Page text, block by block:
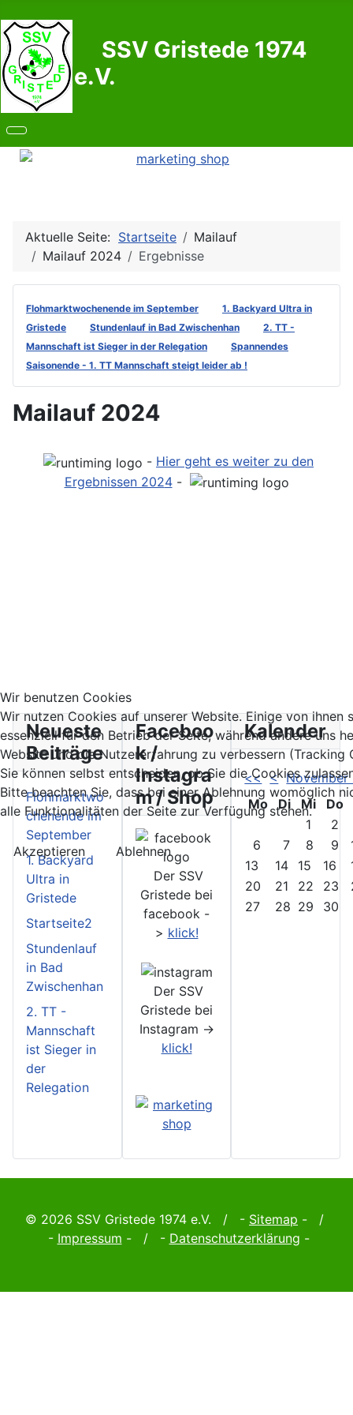
SSV Gristede 1974
e.V.
Aktuelle Seite: Startseite
Mailauf
Mailauf 2024
Ergebnisse
Flohmarktwochenende im September
1. Backyard Ultra in
Gristede
Stundenlauf in Bad Zwischenhan
2. TT -
Mannschaft ist Sieger in der Relegation
Spannendes
Saisonende - 1. TT Mannschaft steigt leider ab !
Mailauf 2024
- Hier geht es weiter zu den
Ergebnissen 2024-
Neueste
Beiträge
Flohmarktwo
chenende im
September
1. Backyard
Ultra in
Gristede
Startseite2
Stundenlauf
in Bad
Zwischenhan
2. TT -
Mannschaft
ist Sieger in
der
Relegation
Faceboo
k /
Instagra
m / Shop
Der SSV
Gristede bei
facebook -
> klick!
Der SSV
Gristede bei
Instagram ->
klick!
Kalender
<< <
Mo Di Mi Do
1
2
6
7 8 9
13
14 15 16
20
21 22 23
27
28 29 30
© 2026 SSV Gristede 1974 e.V. / - Sitemap - /
- Impressum - / - Datenschutzerklärung -
Wir benutzen Cookies
Wir nutzen Cookies auf unserer Website. Einige von ihnen
essenziell für den Betrieb der Seite, während andere uns
Website und die Nutzererfahrung zu verbessern (Tracking
Sie können selbst entscheiden, ob Sie die Cookies
Bitte beachten Sie, dass bei einer Ablehnung womöglich
alle Funktionalitäten der Seite zur Verfügung stehen.
Akzeptieren Ablehnen